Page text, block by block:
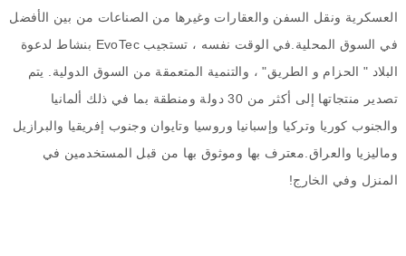
العسكرية ونقل السفن والعقارات وغيرها من الصناعات من بين الأفضل
في السوق المحلية في الوقت نفسه ، تستجيب EvoTec بنشاط لدعوة
البلاد " الحزام و الطريق" ، والتنمية المتعمقة من السوق الدولية
يتم
تصدير منتجاتها إلى أكثر من 30 دولة ومنطقة بما في ذلك ألمانيا
والجنوب كوريا وتركيا وإسبانيا وروسيا وتايوان وجنوب إفريقيا والبرازيل
وماليزيا والعراق معترف بها وموثوق بها من قبل المستخدمين في
المنزل وفي الخارج!